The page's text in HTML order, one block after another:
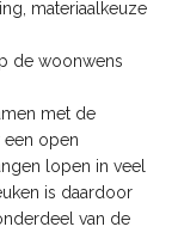
materiaalkeuze
de woonwens
met de
een open
lopen in veel
is daardoor
van de